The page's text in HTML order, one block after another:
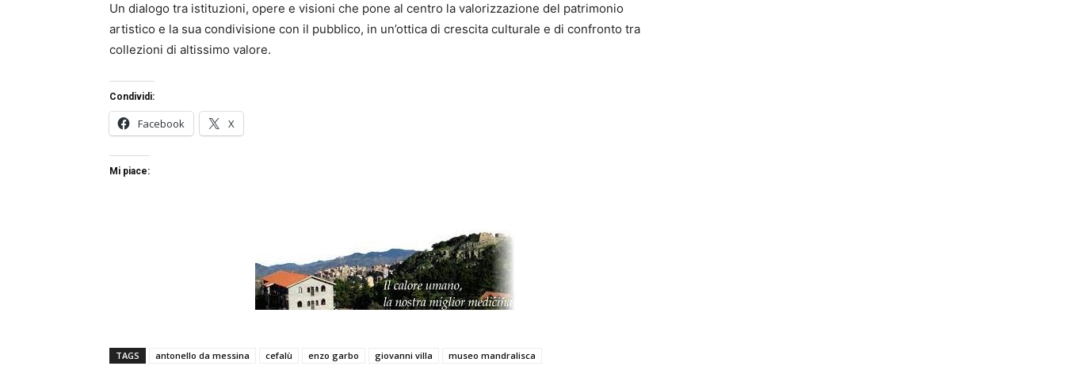
Un dialogo tra istituzioni, opere e visioni che pone al centro la valorizzazione del patrimonio
artistico e la sua condivisione con il pubblico, in un’ottica di crescita culturale e di confronto tra
collezioni di altissimo valore.
Condividi:
Facebook X
Mi piace:
TAGS antonello da messina cefalù enzo garbo giovanni villa museo mandralisca